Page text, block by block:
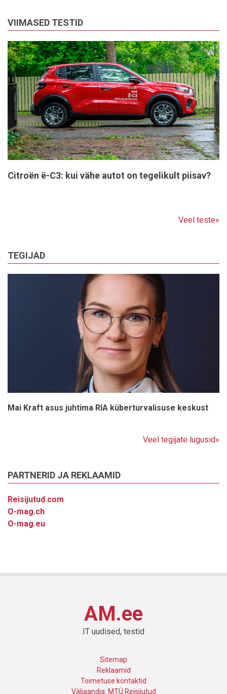
VIIMASED TESTID
Citroën ë-C3: kui vähe autot on tegelikult piisav?
Veel teste»
TEGIJAD
Mai Kraft asus juhtima RIA küberturvalisuse keskust
Veel tegijate lugusid»
PARTNERID JA REKLAAMID
Reisijutud.com
O-mag.ch
O-mag.eu
AM.ee
IT uudised, testid
Sitemap
Reklaamid
Toimetuse kontaktid
Väljaandja: MTÜ Reisijutud